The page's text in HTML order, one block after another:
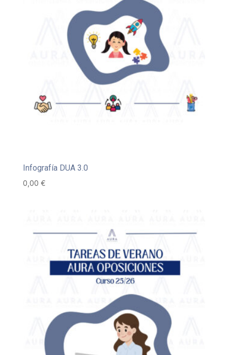
Infografía DUA 3.0
0,00 €